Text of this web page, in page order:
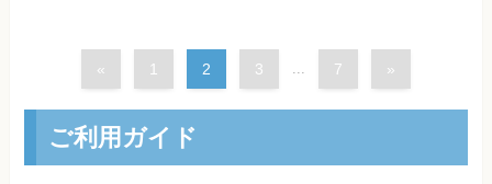
« 1 2 3 7 »
ご利用ガイド